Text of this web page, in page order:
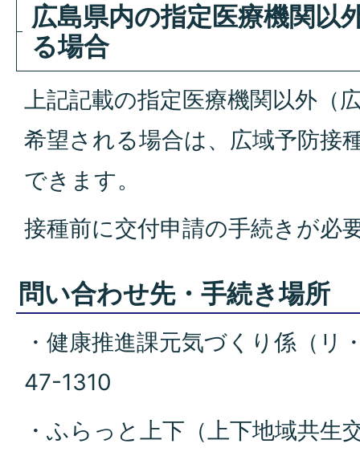
広島県内の指定医療機関以
る場合
上記記載の指定医療機関以外（
希望される場合は、広域予防接
できます。
接種前に交付申請の手続きが必
問い合わせ先・手続き場所
・健康推進課元気づくり係（
47-1310
・ふらっと上下（上下地域共生